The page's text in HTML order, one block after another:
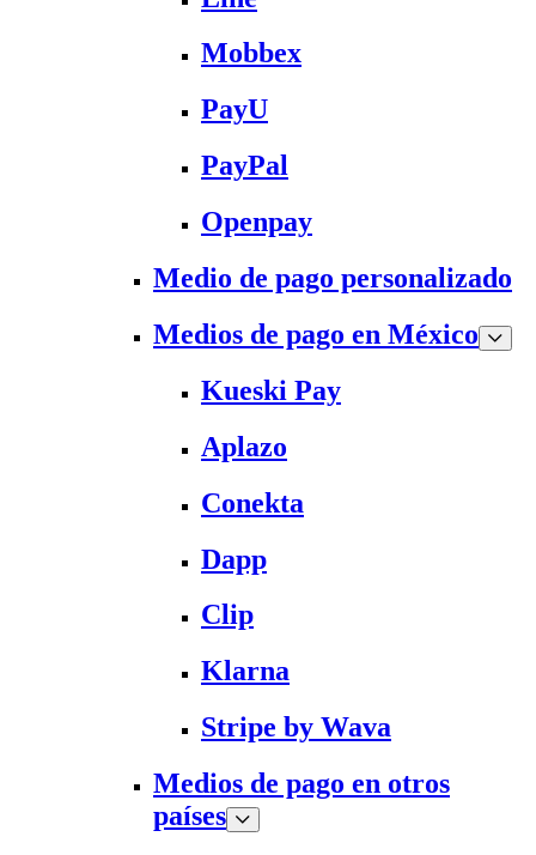
Mobbex
PayU
PayPal
Openpay
Medio de pago personalizado
Medios de pago en México
Kueski Pay
Aplazo
Conekta
Dapp
Clip
Klarna
Stripe by Wava
Medios de pago en otros
países